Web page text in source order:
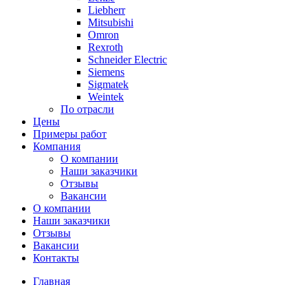
Liebherr
Mitsubishi
Omron
Rexroth
Schneider Electric
Siemens
Sigmatek
Weintek
По отрасли
Цены
Примеры работ
Компания
О компании
Наши заказчики
Отзывы
Вакансии
О компании
Наши заказчики
Отзывы
Вакансии
Контакты
Главная